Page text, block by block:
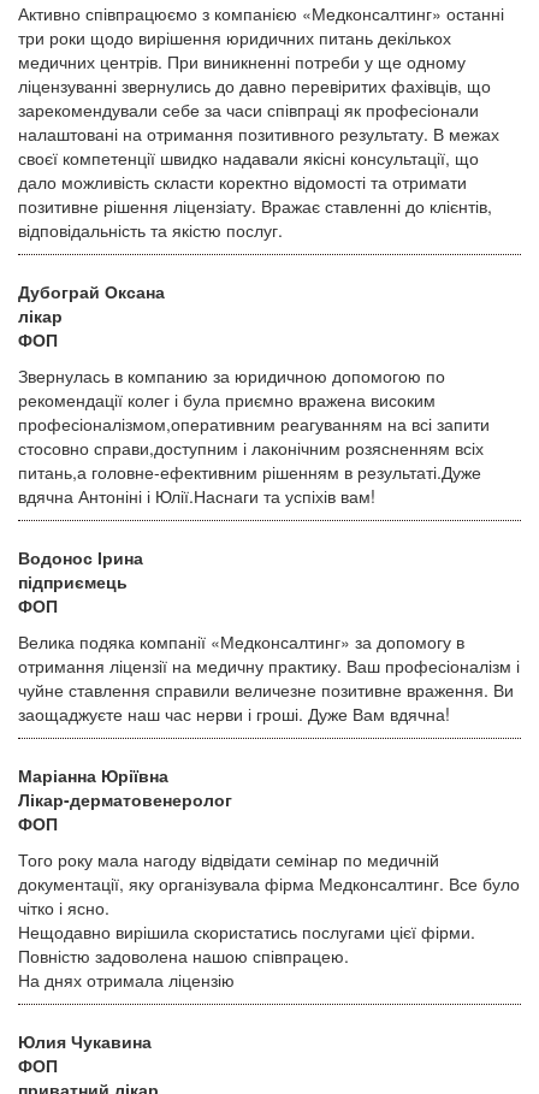
Активно співпрацюємо з компанією «Медконсалтинг» останні
три роки щодо вирішення юридичних питань декількох
медичних центрів. При виникненні потреби у ще одному
ліцензуванні звернулись до давно перевіритих фахівців, що
зарекомендували себе за часи співпраці як професіонали
налаштовані на отримання позитивного результату. В межах
своєї компетенції швидко надавали якісні консультації, що
дало можливість скласти коректно відомості та отримати
позитивне рішення ліцензіату. Вражає ставленні до клієнтів,
відповідальність та якістю послуг.
Дубограй Оксана
лікар
ФОП
Звернулась в компанию за юридичною допомогою по
рекомендації колег і була приємно вражена високим
професіоналізмом,оперативним реагуванням на всі запити
стосовно справи,доступним і лаконічним розясненням всіх
питань,а головне-ефективним рішенням в результаті.Дуже
вдячна Антоніні і Юлії.Наснаги та успіхів вам!
Водонос Ірина
підприємець
ФОП
Велика подяка компанії «Медконсалтинг» за допомогу в
отримання ліцензії на медичну практику. Ваш професіоналізм і
чуйне ставлення справили величезне позитивне враження. Ви
заощаджуєте наш час нерви і гроші. Дуже Вам вдячна!
Маріанна Юріївна
Лікар-дерматовенеролог
ФОП
Того року мала нагоду відвідати семінар по медичній
документації, яку організувала фірма Медконсалтинг. Все було
чітко і ясно.
Нещодавно вирішила скористатись послугами цієї фірми.
Повністю задоволена нашою співпрацею.
На днях отримала ліцензію
Юлия Чукавина
ФОП